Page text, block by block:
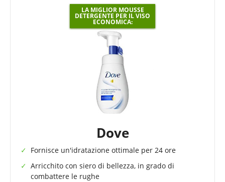
LA MIGLIOR MOUSSE
DETERGENTE PER IL VISO
ECONOMICA:
Dove
Fornisce un'idratazione ottimale per 24 ore
Arricchito con siero di bellezza, in grado di
combattere le rughe